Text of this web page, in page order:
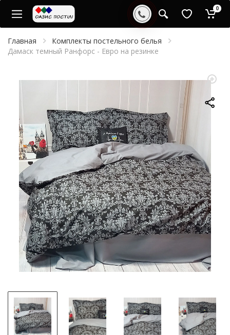
0
Главная
Комплекты постельного белья
Дамаск темный Ранфорс - Евро на резинке